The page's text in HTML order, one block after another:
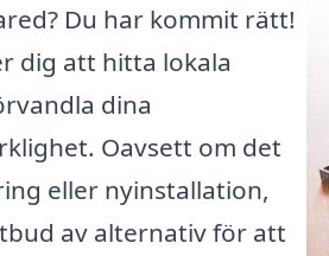
Du har kommit rätt!
dig att hitta lokala
dina
Oavsett om det
eller nyinstallation,
av alternativ för att